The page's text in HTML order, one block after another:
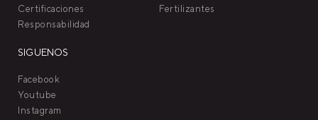
Certificaciones
Responsabilidad
SIGUENOS
Facebook
Youtube
Instagram
Fertilizantes